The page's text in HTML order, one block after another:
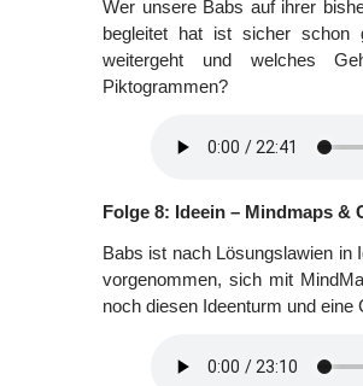
Wer unsere Babs auf ihrer
begleitet hat ist sicher schon
weitergeht und welches
Piktogrammen?
Folge 8: Ideein – Mindmaps &
Babs ist nach Lösungslawien in
vorgenommen, sich mit
noch diesen Ideenturm und eine